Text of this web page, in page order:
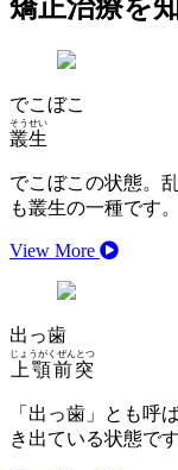
矯正治療を
でこぼこ
叢生
そうせい
でこぼこの状態。
も叢生の一種です。
View More
出っ歯
上顎前突
じょうがくぜんとつ
「出っ歯」とも呼
き出ている状態です